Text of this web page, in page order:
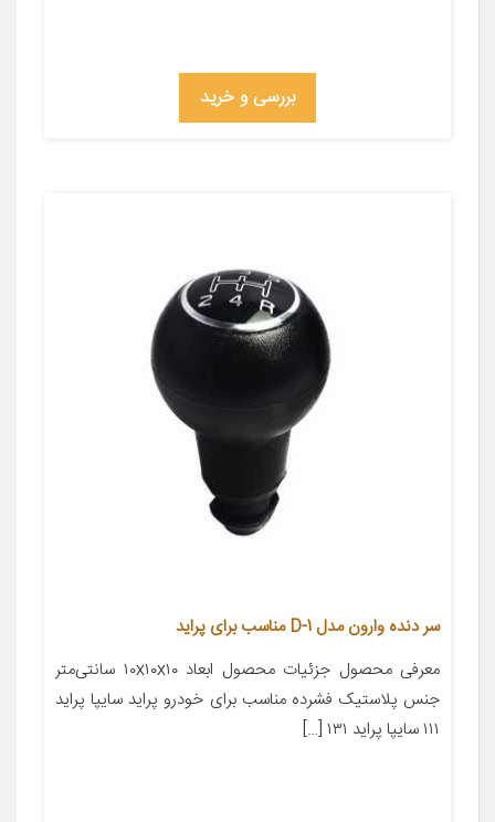
بررسی و خرید
سر دنده وارون مدل D-1 مناسب برای پراید
معرفی محصول جزئیات محصول ابعاد ۱۰x۱۰x۱۰ سانتی‌متر
جنس پلاستیک فشرده مناسب برای خودرو پراید سایپا پراید
۱۱۱ سایپا پراید ۱۳۱ […]